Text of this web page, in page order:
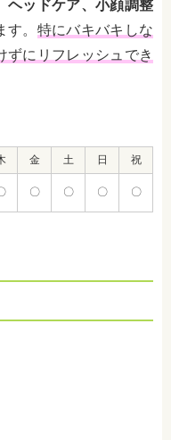
ヘッドケア、小顔調整
。 特にバキバキしな
ずにリフレッシュでき
金 土 日 祝
〇 〇 〇 〇